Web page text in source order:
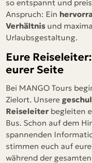
so entspannt und
Anspruch: Ein
Verhältnis und
Urlaubsgestaltung.
Eure
eurer Seite
Bei MANGO Tours
Zielort. Unsere
Reiseleiter begleiten
Bus. Schon auf dem
spannenden
stimmen euch auf
während der